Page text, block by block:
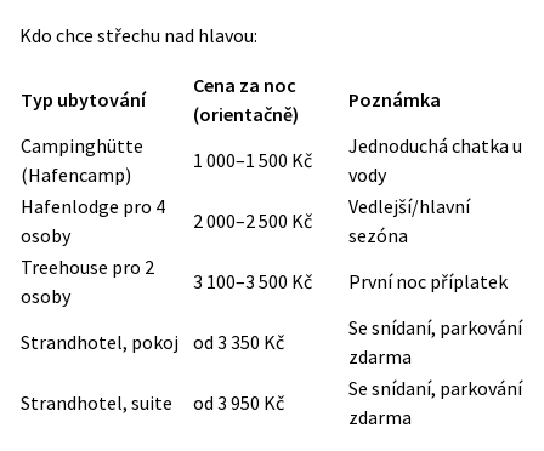
Kdo chce střechu nad hlavou:
Typ ubytování
Cena za noc
(orientačně)
Poznámka
Campinghütte
(Hafencamp)
1 000–1 500 Kč
Jednoduchá chatka u
vody
Hafenlodge pro 4
osoby
2 000–2 500 Kč
Vedlejší/hlavní
sezóna
Treehouse pro 2
osoby
3 100–3 500 Kč První noc příplatek
Strandhotel, pokoj od 3 350 Kč
Se snídaní, parkování
zdarma
Strandhotel, suite
od 3 950 Kč
Se snídaní, parkování
zdarma